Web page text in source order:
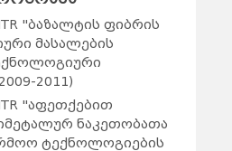
"ბაზალტის ფიბრის
მასალების
2011)
"აფეთქებით
ნაკეთობათა
ტექნოლოგიების